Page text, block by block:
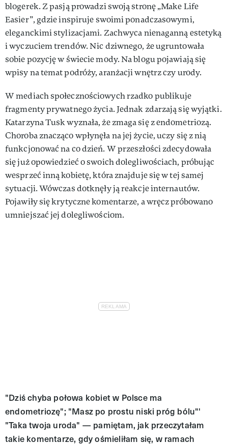
blogerek. Z pasją prowadzi swoją stronę „Make Life
Easier”, gdzie inspiruje swoimi ponadczasowymi,
eleganckimi stylizacjami. Zachwyca nienaganną estetyką
i wyczuciem trendów. Nic dziwnego, że ugruntowała
sobie pozycję w świecie mody. Na blogu pojawiają się
wpisy na temat podróży, aranżacji wnętrz czy urody.
W mediach społecznościowych rzadko publikuje
fragmenty prywatnego życia. Jednak zdarzają się wyjątki.
Katarzyna Tusk wyznała, że zmaga się z endometriozą.
Choroba znacząco wpłynęła na jej życie, uczy się z nią
funkcjonować na co dzień. W przeszłości zdecydowała
się już opowiedzieć o swoich dolegliwościach, próbując
wesprzeć inną kobietę, która znajduje się w tej samej
sytuacji. Wówczas dotknęły ją reakcje internautów.
Pojawiły się krytyczne komentarze, a wręcz próbowano
umniejszać jej dolegliwościom.
"Dziś chyba połowa kobiet w Polsce ma
endometriozę"; "Masz po prostu niski próg bólu"'
"Taka twoja uroda" — pamiętam, jak przeczytałam
takie komentarze, gdy ośmieliłam się, w ramach